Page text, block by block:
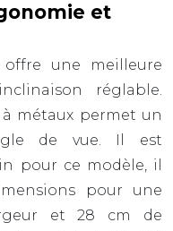
et
une meilleure
réglable.
métaux permet un
de vue. Il est
pour ce modèle, il
pour une
et28 cm de